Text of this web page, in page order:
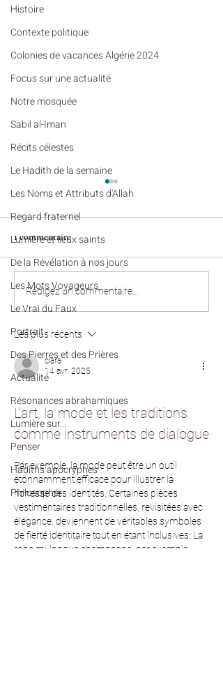
Histoire
Contexte politique
Colonies de vacances Algérie 2024
​​Focus sur une actualité
Notre mosquée
Sabil al-Iman
Récits célestes
Le Hadith de la semaine
Les Noms et Attributs d'Allah
Regard fraternel
Lumière et lieux saints
De la Révélation à nos jours
Les Mots Voyageurs
Le Vrai du Faux
Portrait
Des Pierres et des Prières
Actualité
Résonances abrahamiques
Lumière sur...
Penser
Hadiths apocryphes
Philosopher
Récits célestes (n°95) - Une
empreinte qui dépasse la
1 commentaire
Rédigez un commentaire...
Les plus récents
clara
14 avr. 2025
L’art, la mode et les traditions
comme instruments de dialogue
Par exemple, la mode peut être un outil
étonnamment efficace pour illustrer la
richesse des identités. Certaines pièces
vestimentaires traditionnelles, revisitées avec
élégance, deviennent de véritables symboles
de fierté identitaire tout en étant inclusives. La
robe mi-longue champagne, par exemple,